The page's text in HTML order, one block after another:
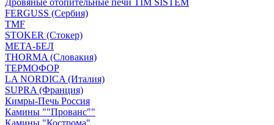
Дровяные отопительные печи TIM SISTEM
FERGUSS (Сербия)
TMF
STOKER (Стокер)
МЕТА-БЕЛ
THORMA (Словакия)
ТЕРМОФОР
LA NORDICA (Италия)
SUPRA (Франция)
Кимры-Печь Россия
Камины ""Прованс""
Камины "Кострома"